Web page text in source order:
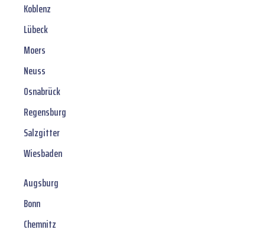
Koblenz
Lübeck
Moers
Neuss
Osnabrück
Regensburg
Salzgitter
Wiesbaden
Augsburg
Bonn
Chemnitz